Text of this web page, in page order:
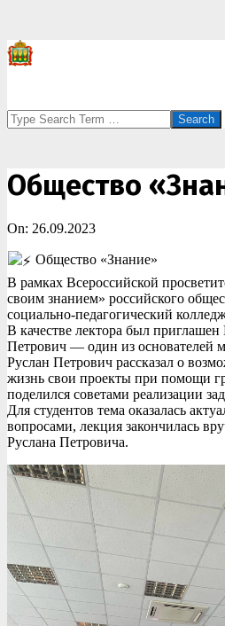
Search
Общество
On: 26.09.2023
Общество «Знание»
В рамках Всероссийской
своим знанием» российского
социально-педагогический
В качестве лектора был приглашен
Петрович — один из основателей
Руслан Петрович рассказал о
жизнь свои проекты при помощи
поделился советами реализации
Для студентов тема оказалась
вопросами, лекция закончилась
Руслана Петровича.